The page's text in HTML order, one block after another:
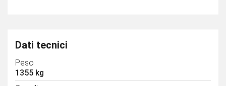
Dati tecnici
Peso
1355 kg